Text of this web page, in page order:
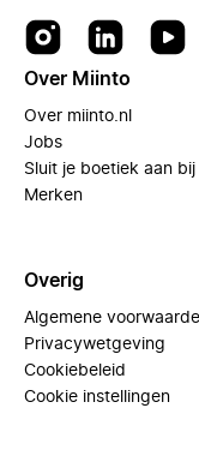
Over Miinto
Over miinto.nl
Jobs
Sluit je boetiek aan bij
Merken
Overig
Algemene
Privacywetgeving
Cookiebeleid
Cookie instellingen